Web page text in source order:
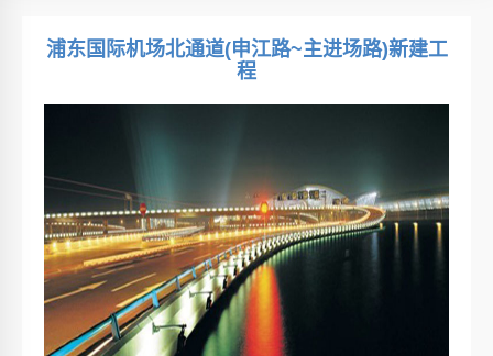
浦东国际机场北通道(申江路~主进场路)新建工
程